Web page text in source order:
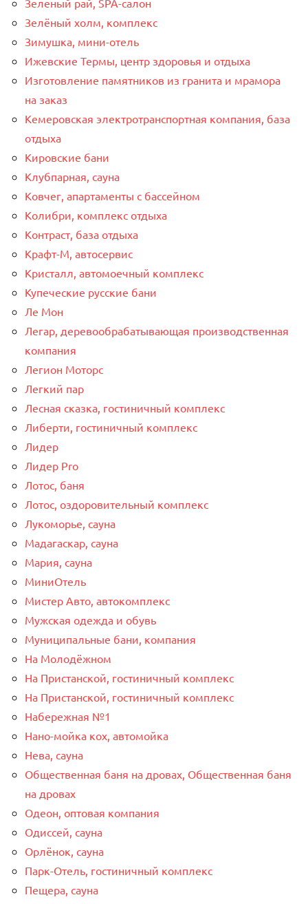
Зеленый рай, SPA-салон
Зелёный холм, комплекс
Зимушка, мини-отель
Ижевские Термы, центр здоровья и отдыха
Изготовление памятников из гранита и мрамора
на заказ
Кемеровская электротранспортная компания, база
отдыха
Кировские бани
Клубпарная, сауна
Ковчег, апартаменты с бассейном
Колибри, комплекс отдыха
Контраст, база отдыха
Крафт-М, автосервис
Кристалл, автомоечный комплекс
Купеческие русские бани
Ле Мон
Легар, деревообрабатывающая производственная
компания
Легион Моторс
Легкий пар
Лесная сказка, гостиничный комплекс
Либерти, гостиничный комплекс
Лидер
Лидер Pro
Лотос, баня
Лотос, оздоровительный комплекс
Лукоморье, сауна
Мадагаскар, сауна
Мария, сауна
МиниОтель
Мистер Авто, автокомплекс
Мужская одежда и обувь
Муниципальные бани, компания
На Молодёжном
На Пристанской, гостиничный комплекс
На Пристанской, гостиничный комплекс
Набережная №1
Нано-мойка кох, автомойка
Нева, сауна
Общественная баня на дровах, Общественная баня
на дровах
Одеон, оптовая компания
Одиссей, сауна
Орлёнок, сауна
Парк-Отель, гостиничный комплекс
Пещера, сауна